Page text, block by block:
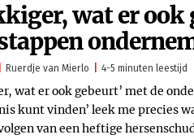
wat er
Ruerdje van Mierlo 4-5 minuten leestijd
wat er ook gebeurt’ met de
kunt vinden’ leek me precies
van een heftige